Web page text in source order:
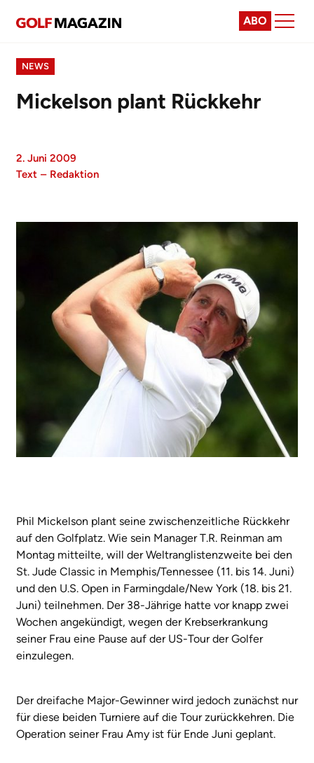
ABO
NEWS
Mickelson plant Rückkehr
2. Juni 2009
Text – Redaktion
Phil Mickelson plant seine zwischenzeitliche Rückkehr
auf den Golfplatz. Wie sein Manager T.R. Reinman am
Montag mitteilte, will der Weltranglistenzweite bei den
St. Jude Classic in Memphis/Tennessee (11. bis 14. Juni)
und den U.S. Open in Farmingdale/New York (18. bis 21.
Juni) teilnehmen. Der 38-Jährige hatte vor knapp zwei
Wochen angekündigt, wegen der Krebserkrankung
seiner Frau eine Pause auf der US-Tour der Golfer
einzulegen.
Der dreifache Major-Gewinner wird jedoch zunächst nur
für diese beiden Turniere auf die Tour zurückkehren. Die
Operation seiner Frau Amy ist für Ende Juni geplant.